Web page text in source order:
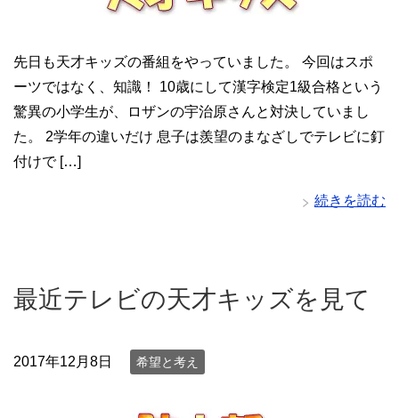
先日も天才キッズの番組をやっていました。 今回はスポ
ーツではなく、知識！ 10歳にして漢字検定1級合格という
驚異の小学生が、ロザンの宇治原さんと対決していまし
た。 2学年の違いだけ 息子は羨望のまなざしでテレビに釘
付けで […]
続きを読む
最近テレビの天才キッズを見て
2017年12月8日 希望と考え